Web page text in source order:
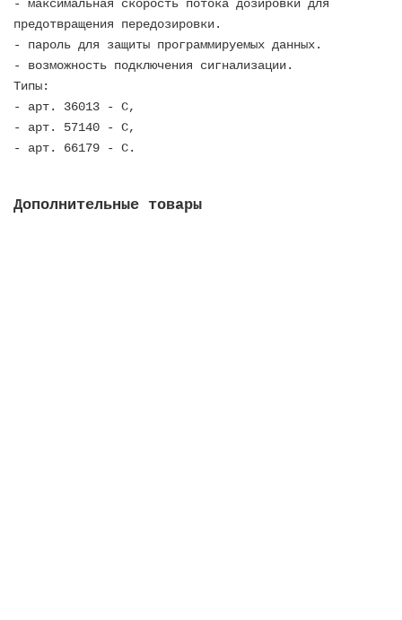
- максимальная скорость потока дозировки для
предотвращения передозировки.
- пароль для защиты программируемых данных.
- возможность подключения сигнализации.
Типы:
- арт. 36013 - C,
- арт. 57140 - С,
- арт. 66179 - C.
Дополнительные товары